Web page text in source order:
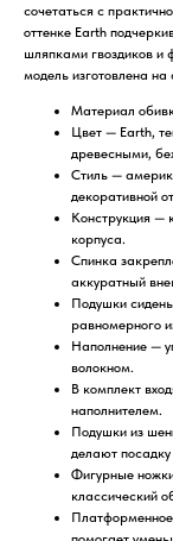
сочетаться с
оттенке Earth
шляпками гвоздиков и
модель изготовлена
Материал
Цвет — Earth,
древесными,
Стиль —
декоративной
Конструкция —
корпуса.
Спинка
аккуратный
Подушки
равномерного
Наполнение —
волокном.
В комплект
наполнителем.
Подушки из
делают
Фигурные
классический
Платформенное